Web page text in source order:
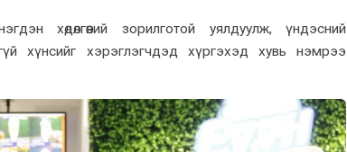
хөдөлгөөний зорилготой уялдуулж, үндэсний
хүнсийг хэрэглэгчдэд хүргэхэд хувь нэмрээ